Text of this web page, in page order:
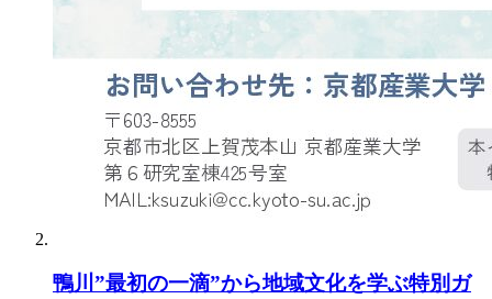
鴨川”最初の一滴”から地域文化を学ぶ特別ガ